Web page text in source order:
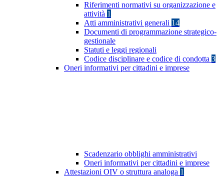
Riferimenti normativi su organizzazione e
attività 1
Atti amministrativi generali 14
Documenti di programmazione strategico-
gestionale
Statuti e leggi regionali
Codice disciplinare e codice di condotta 3
Oneri informativi per cittadini e imprese
Scadenzario obblighi amministrativi
Oneri informativi per cittadini e imprese
Attestazioni OIV o struttura analoga 1